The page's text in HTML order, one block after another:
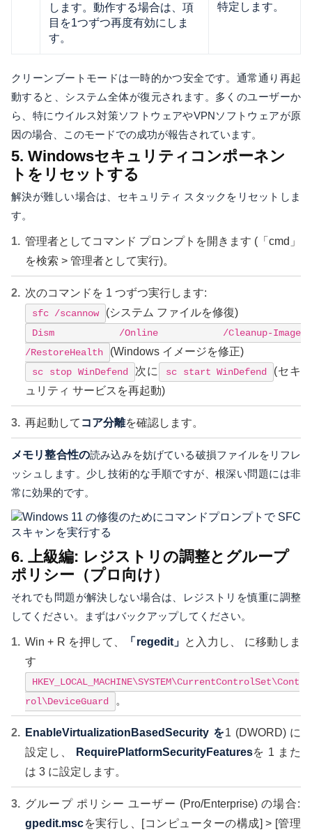
します。動作する場合は、項
目を1つずつ再度有効にしま
す。
特定します。
クリーンブートモードは一時的かつ安全です。通常通り再起
動すると、システム全体が復元されます。多くのユーザーか
ら、特にウイルス対策ソフトウェアやVPNソフトウェアが原
因の場合、このモードでの成功が報告されています。
5. Windowsセキュリティコンポーネン
トをリセットする
解決が難しい場合は、セキュリティ スタックをリセットしま
す。
管理者としてコマンド プロンプトを開きます (「cmd」
を検索 > 管理者として実行)。
次のコマンドを 1 つずつ実行します:
sfc /scannow (システム ファイルを修復)
Dism /Online /Cleanup-Image
/RestoreHealth
(Windows イメージを修正)
sc stop WinDefend 次に sc start WinDefend
(セキ
ュリティ サービスを再起動)
再起動して コア分離を確認します。
メモリ整合性の読み込みを妨げている破損ファイルをリフレ
ッシュします。少し技術的な手順ですが、根深い問題には非
常に効果的です。
6. 上級編: レジストリの調整とグループ
ポリシー（プロ向け）
それでも問題が解決しない場合は、レジストリを慎重に調整
してください。まずはバックアップしてください。
Win + R を押して、 「regedit」 と入力し、 に移動しま
す
HKEY_LOCAL_MACHINE\SYSTEM\CurrentControlSet\Cont
rol\DeviceGuard
。
EnableVirtualizationBasedSecurity を1 (DWORD) に
設定し、
RequirePlatformSecurityFeaturesを 1 また
は 3 に設定します。
グループ ポリシー ユーザー (Pro/Enterprise) の場合:
gpedit.mscを実行し、[コンピューターの構成] > [管理